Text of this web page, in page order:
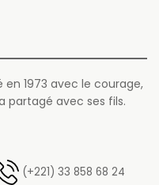
1973 avec le courage,
partagé avec ses fils.
(+221) 33 858 68 24